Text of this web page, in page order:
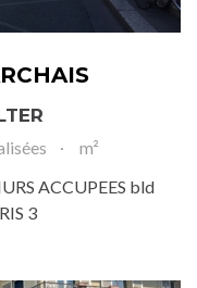
m²
ACCUPEES bld
3